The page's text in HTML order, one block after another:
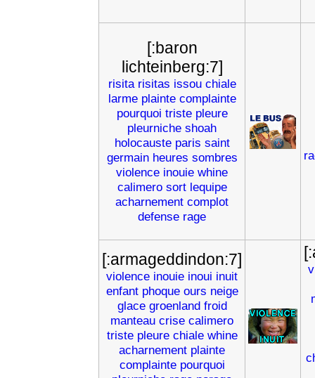
[:baron
lichteinberg:7]
risita risitas issou chiale
larme plainte complainte
pourquoi triste pleure
pleurniche shoah
holocauste paris saint
germain heures sombres
violence inouie whine
calimero sort lequipe
acharnement complot
defense rage
[:armageddindon:7]
violence inouie inoui inuit
enfant phoque ours neige
glace groenland froid
manteau crise calimero
triste pleure chiale whine
acharnement plainte
complainte pourquoi